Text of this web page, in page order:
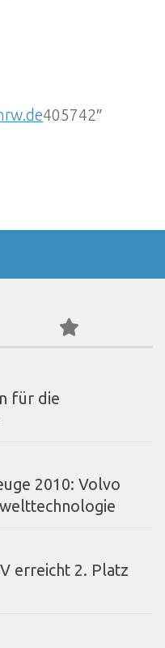
405742″
für die
2010: Volvo
erreicht 2. Platz